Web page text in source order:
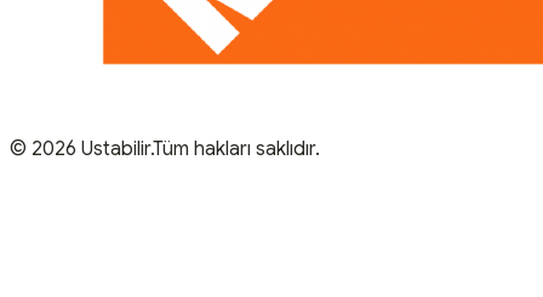
© 2026 Ustabilir.Tüm hakları saklıdır.